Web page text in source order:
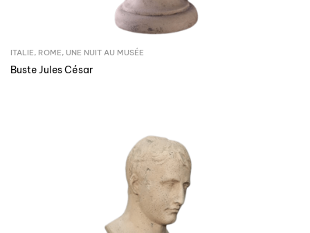
ITALIE, ROME, UNE NUIT AU MUSÉE
Buste Jules César